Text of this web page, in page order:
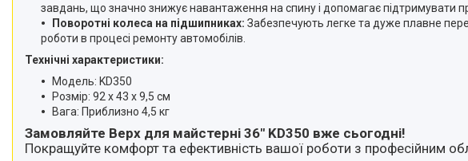
завдань, що значно знижує навантаження на спину і допомагає підтримувати
Поворотні колеса на підшипниках: Забезпечують легке та дуже плавне
роботи в процесі ремонту автомобілів.
Технічні характеристики:
Модель: KD350
Розмір: 92 x 43 x 9,5 см
Вага: Приблизно 4,5 кг
Замовляйте Верх для майстерні 36" KD350 вже сьогодні!
Покращуйте комфорт та ефективність вашої роботи з професійним